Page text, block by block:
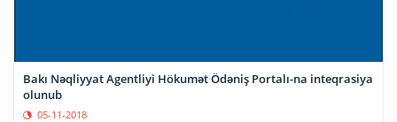
Bakı Nəqliyyat Agentliyi Hökumət Ödəniş Portalı-na inteqrasiya
olunub
05-11-2018